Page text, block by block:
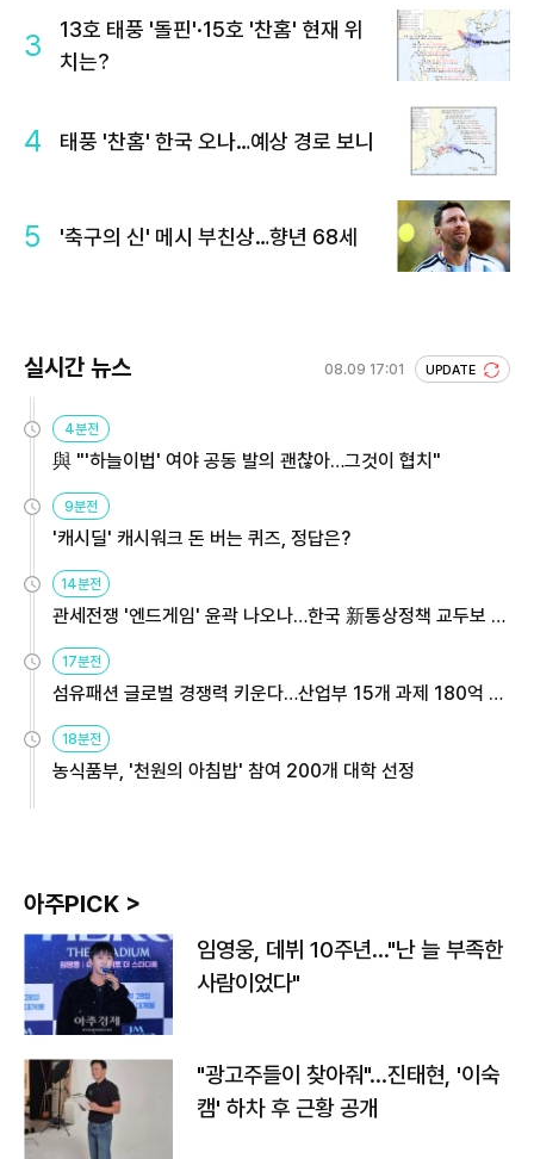
3
13호 태풍 '돌핀'·15호 '찬홈' 현재 위
치는?
4 태풍 '찬홈' 한국 오나…예상 경로 보니
5 '축구의 신' 메시 부친상…향년 68세
실시간 뉴스 08.09 17:01 UPDATE
4분전
與 "'하늘이법' 여야 공동 발의 괜찮아…그것이 협치"
9분전
'캐시딜' 캐시워크 돈 버는 퀴즈, 정답은?
14분전
관세전쟁 '엔드게임' 윤곽 나오나…한국 新통상정책 교두보 활
용해야
17분전
섬유패션 글로벌 경쟁력 키운다…산업부 15개 과제 180억 지
원
18분전
농식품부, '천원의 아침밥' 참여 200개 대학 선정
아주PICK >
임영웅, 데뷔 10주년…"난 늘 부족한
사람이었다"
"광고주들이 찾아줘"…진태현, '이숙
캠' 하차 후 근황 공개